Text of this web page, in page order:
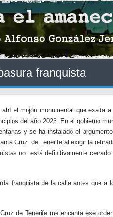
franquista
el mojón monumental que exalta
del año 2023. En el gobierno
y se ha instalado el
Cruz de Tenerife al exigir la
no está definitivamente
franquista de la calle antes que a
de Tenerife me encanta ese